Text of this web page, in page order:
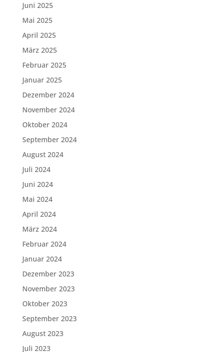
Juni 2025
Mai 2025
April 2025
März 2025
Februar 2025
Januar 2025
Dezember 2024
November 2024
Oktober 2024
September 2024
August 2024
Juli 2024
Juni 2024
Mai 2024
April 2024
März 2024
Februar 2024
Januar 2024
Dezember 2023
November 2023
Oktober 2023
September 2023
August 2023
Juli 2023